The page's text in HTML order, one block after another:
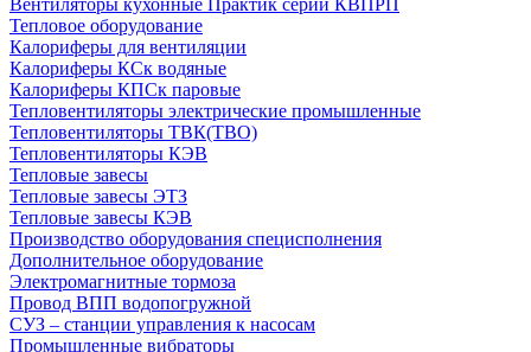
Вентиляторы кухонные Практик серии КВПРП
Тепловое оборудование
Калориферы для вентиляции
Калориферы КСк водяные
Калориферы КПСк паровые
Тепловентиляторы электрические промышленные
Тепловентиляторы ТВК(ТВО)
Тепловентиляторы КЭВ
Тепловые завесы
Тепловые завесы ЭТЗ
Тепловые завесы КЭВ
Производство оборудования специсполнения
Дополнительное оборудование
Электромагнитные тормоза
Провод ВПП водопогружной
СУЗ – станции управления к насосам
Промышленные вибраторы